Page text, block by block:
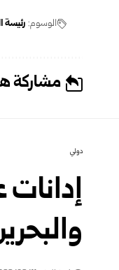
الوسوم:رئيسة
مشاركة
دولي
إدانات